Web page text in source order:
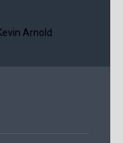
Arnold